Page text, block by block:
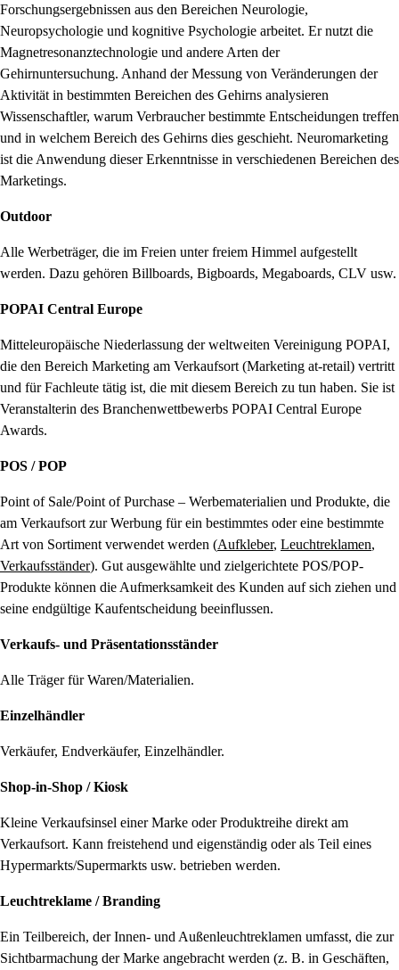
Forschungsergebnissen aus den Bereichen Neurologie,
Neuropsychologie und kognitive Psychologie arbeitet. Er nutzt die
Magnetresonanztechnologie und andere Arten der
Gehirnuntersuchung. Anhand der Messung von Veränderungen der
Aktivität in bestimmten Bereichen des Gehirns analysieren
Wissenschaftler, warum Verbraucher bestimmte Entscheidungen treffen
und in welchem Bereich des Gehirns dies geschieht. Neuromarketing
ist die Anwendung dieser Erkenntnisse in verschiedenen Bereichen des
Marketings.
Outdoor
Alle Werbeträger, die im Freien unter freiem Himmel aufgestellt
werden. Dazu gehören Billboards, Bigboards, Megaboards, CLV usw.
POPAI Central Europe
Mitteleuropäische Niederlassung der weltweiten Vereinigung POPAI,
die den Bereich Marketing am Verkaufsort (Marketing at-retail) vertritt
und für Fachleute tätig ist, die mit diesem Bereich zu tun haben. Sie ist
Veranstalterin des Branchenwettbewerbs POPAI Central Europe
Awards.
POS / POP
Point of Sale/Point of Purchase – Werbematerialien und Produkte, die
am Verkaufsort zur Werbung für ein bestimmtes oder eine bestimmte
Art von Sortiment verwendet werden (Aufkleber, Leuchtreklamen,
Verkaufsständer). Gut ausgewählte und zielgerichtete POS/POP-
Produkte können die Aufmerksamkeit des Kunden auf sich ziehen und
seine endgültige Kaufentscheidung beeinflussen.
Verkaufs- und Präsentationsständer
Alle Träger für Waren/Materialien.
Einzelhändler
Verkäufer, Endverkäufer, Einzelhändler.
Shop-in-Shop / Kiosk
Kleine Verkaufsinsel einer Marke oder Produktreihe direkt am
Verkaufsort. Kann freistehend und eigenständig oder als Teil eines
Hypermarkts/Supermarkts usw. betrieben werden.
Leuchtreklame / Branding
Ein Teilbereich, der Innen- und Außenleuchtreklamen umfasst, die zur
Sichtbarmachung der Marke angebracht werden (z. B. in Geschäften,